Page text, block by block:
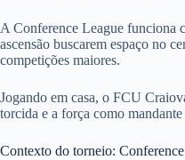
A Conference League funciona
ascensão buscarem espaço no
competições maiores.
Jogando em casa, o FCU
torcida e a força como
Contexto do torneio: